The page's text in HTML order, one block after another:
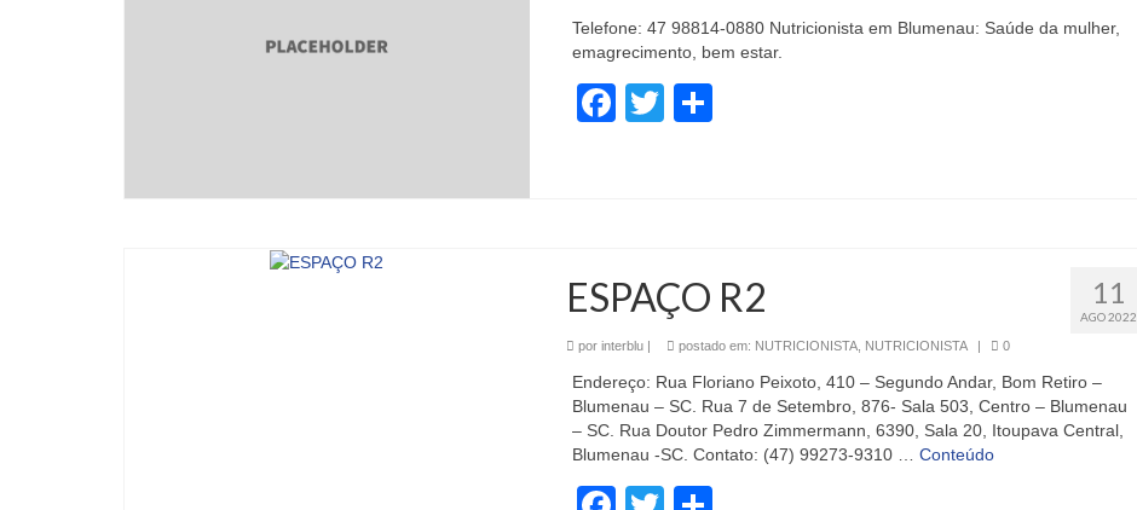
Telefone: 47 98814-0880 Nutricionista em Blumenau: Saúde da mulher,
emagrecimento, bem estar.
Facebook
Twitter
11
AGO 2022
ESPAÇO R2
por interblu| postado em: NUTRICIONISTA, NUTRICIONISTA | 0
Endereço: Rua Floriano Peixoto, 410 – Segundo Andar, Bom Retiro –
Blumenau – SC. Rua 7 de Setembro, 876- Sala 503, Centro – Blumenau
– SC. Rua Doutor Pedro Zimmermann, 6390, Sala 20, Itoupava Central,
Blumenau -SC. Contato: (47) 99273-9310 … Conteúdo